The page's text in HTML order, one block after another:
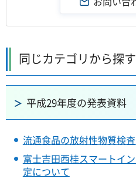
同じカテゴリから探す
平成29年度の発表資料
流通食品の放射性物質検
富士吉田西桂スマートイ
定について